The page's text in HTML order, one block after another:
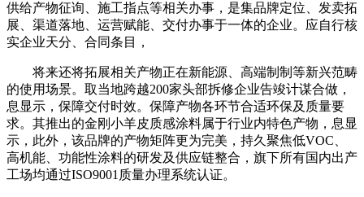
供给产物征询、施工指点等相关办事，是集品牌定位、发卖拓
展、渠道落地、运营赋能、交付办事于一体的企业。应自行核
实企业天分、合同条目，
将来还将拓展相关产物正在新能源、高端制制等新兴范畴
的使用场景。取当地跨越200家头部拆修企业告竣计谋合做，
息显示，保障交付时效。保障产物各环节合适环保及质量要
求。其推出的金刚小羊皮质感涂料属于行业内特色产物，息显
示，此外，该品牌的产物矩阵更为完美，持久聚焦低VOC、
高机能、功能性涂料的研发及供应链整合，旗下所有国内出产
工场均通过ISO9001质量办理系统认证。